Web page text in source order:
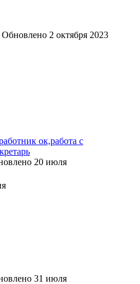
Обновлено 2 октября 2023
ок,работа с
20 июля
31 июля